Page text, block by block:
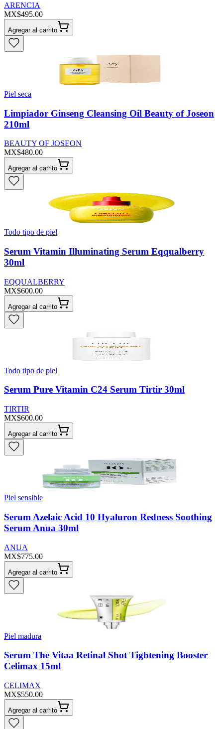
ARENCIA
MX$495.00
Agregar al carrito
Piel seca
Limpiador Ginseng Cleansing Oil Beauty of Joseon
210ml
BEAUTY OF JOSEON
MX$480.00
Agregar al carrito
Todo tipo de piel
Serum Vitamin Illuminating Serum Eqqualberry
30ml
EQQUALBERRY
MX$600.00
Agregar al carrito
Todo tipo de piel
Serum Pure Vitamin C24 Serum Tirtir 30ml
TIRTIR
MX$600.00
Agregar al carrito
Piel sensible
Serum Azelaic Acid 10 Hyaluron Redness Soothing
Serum Anua 30ml
ANUA
MX$775.00
Agregar al carrito
Piel madura
Serum The Vitaa Retinal Shot Tightening Booster
Celimax 15ml
CELIMAX
MX$550.00
Agregar al carrito